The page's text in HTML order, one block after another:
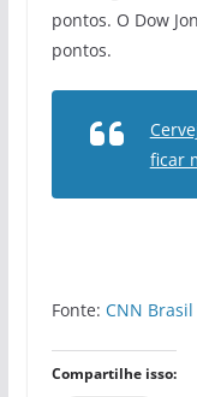
pontos. O Dow
pontos.
ficar
Fonte: CNN Brasil
Compartilhe isso: